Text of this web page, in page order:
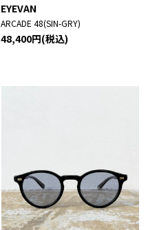
EYEVAN
ARCADE 48(SIN-GRY)
48,400円(税込)